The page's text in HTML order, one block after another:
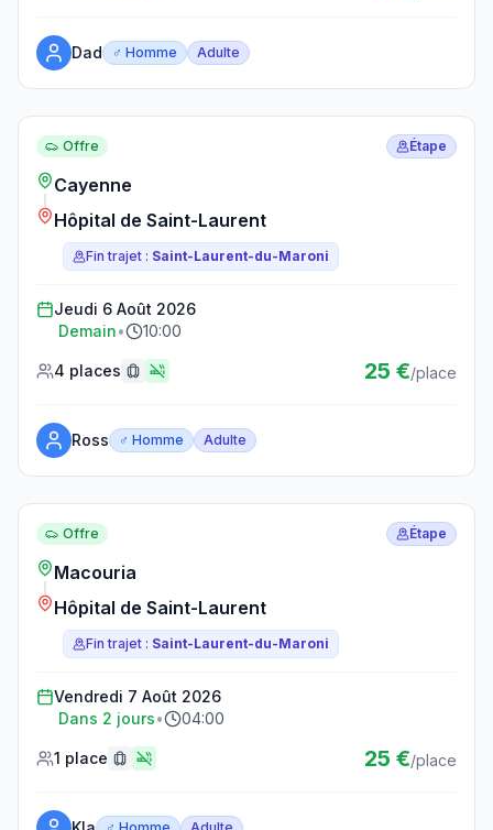
Dad ♂ Homme Adulte
Offre Étape
Cayenne
Hôpital de Saint-Laurent
Fin trajet : Saint-Laurent-du-Maroni
Jeudi 6 Août 2026
Demain• 10:00
4 places 25 €/place
Ross ♂ Homme Adulte
Offre Étape
Macouria
Hôpital de Saint-Laurent
Fin trajet : Saint-Laurent-du-Maroni
Vendredi 7 Août 2026
Dans 2 jours• 04:00
1 place 25 €/place